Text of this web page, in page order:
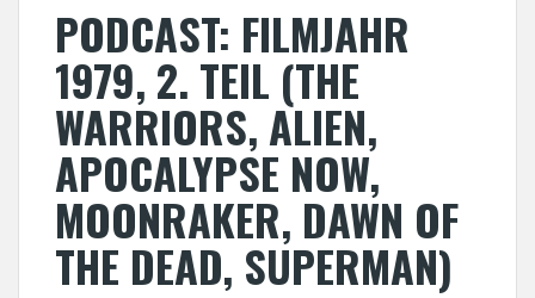
PODCAST: FILMJAHR
1979, 2. TEIL (THE
WARRIORS, ALIEN,
APOCALYPSE NOW,
MOONRAKER, DAWN OF
THE DEAD, SUPERMAN)